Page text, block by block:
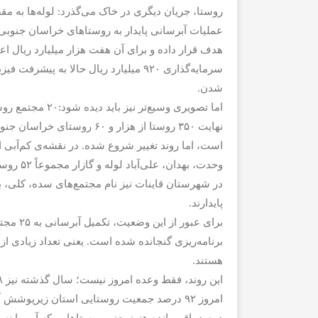
روستا، جریان دیگری در خاک می‌گذرد: لوله‌ها به
شدن.
نهایت ۳۵۰ روستا از هزار
است، اما روند تغییر شروع شده. در نقشه‌ی
وحدت، بهدان، علی‌آباد لوله و گازار مجموعاً ۵۲ روستا را زیر چتر خود دارند و با محدودیت آب دست‌وپنجه نرم می‌کنند.
پایدارند.
برنامه‌ریزی گنجانده شده است. یعنی تعداد زیادی
هستند.
امروز ۹۲ درصد جمعیت روستایی استان